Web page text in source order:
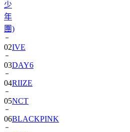
少
年
團)
02IVE
03DAY6
04RIIZE
05NCT
06BLACKPINK